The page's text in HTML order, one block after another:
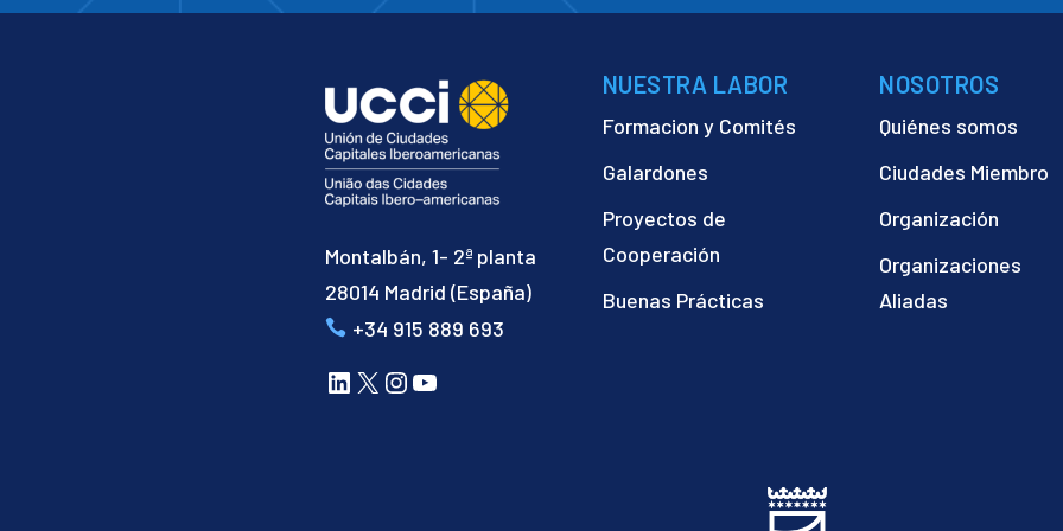
Montalbán, 1- 2ª planta
28014 Madrid (España)
+34 915 889 693
LinkedIn
X Instagram
YouTube
NUESTRA LABOR
Formacion y Comités
Galardones
Proyectos de
Cooperación
Buenas Prácticas
NOSOTROS
Quiénes somos
Ciudades Miembro
Organización
Organizaciones
Aliadas